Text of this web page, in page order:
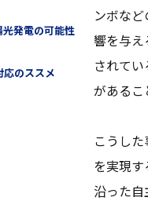
発電の可能性
のススメ
ンボな
響を与え
されてい
がある
こうし
を実現
沿った